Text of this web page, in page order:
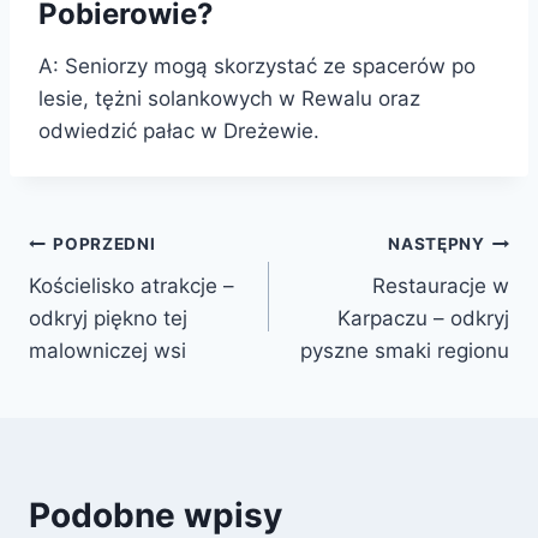
Pobierowie?
A: Seniorzy mogą skorzystać ze spacerów po
lesie, tężni solankowych w Rewalu oraz
odwiedzić pałac w Dreżewie.
Nawigacja
wpisu
POPRZEDNI
Kościelisko atrakcje –
odkryj piękno tej
malowniczej wsi
NASTĘPNY
Restauracje w
Karpaczu – odkryj
pyszne smaki regionu
Podobne wpisy